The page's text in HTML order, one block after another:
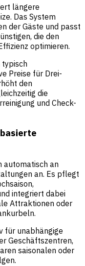
längere
Das System
der Gäste und passt
die den
optimieren.
typisch
Preise für Drei-
den
die
und Check-
automatisch an
an. Es pflegt
integriert dabei
Attraktionen oder
für unabhängige
Geschäftszentren,
saisonalen oder